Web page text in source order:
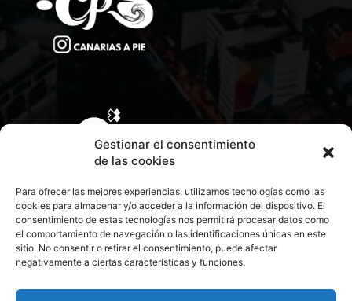
Gestionar el consentimiento
de las cookies
Para ofrecer las mejores experiencias, utilizamos tecnologías como las
cookies para almacenar y/o acceder a la información del dispositivo. El
consentimiento de estas tecnologías nos permitirá procesar datos como
el comportamiento de navegación o las identificaciones únicas en este
sitio. No consentir o retirar el consentimiento, puede afectar
negativamente a ciertas características y funciones.
CONTACTA CON NOSOTROS